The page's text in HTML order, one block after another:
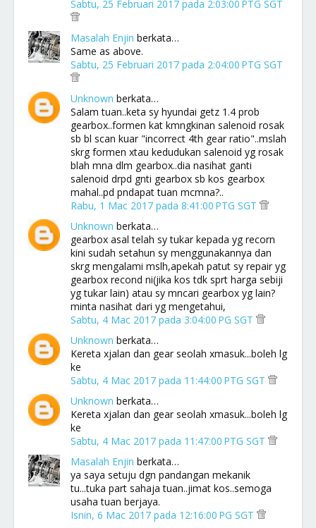
Sabtu, 25 Februari 2017 pada 2:03:00 PTG SGT
Masalah Enjin berkata…
Same as above.
Sabtu, 25 Februari 2017 pada 2:04:00 PTG SGT
Unknown berkata…
Salam tuan..keta sy hyundai getz 1.4 prob
gearbox..formen kat kmngkinan salenoid rosak
sb bl scan kuar "incorrect 4th gear ratio"..mslah
skrg formen xtau kedudukan salenoid yg rosak
blah mna dlm gearbox..dia nasihat ganti
salenoid drpd gnti gearbox sb kos gearbox
mahal..pd pndapat tuan mcmna?..
Rabu, 1 Mac 2017 pada 8:41:00 PTG SGT
Unknown berkata…
gearbox asal telah sy tukar kepada yg recorn
kini sudah setahun sy menggunakannya dan
skrg mengalami mslh,apekah patut sy repair yg
gearbox recond ni(jika kos tdk sprt harga sebiji
yg tukar lain) atau sy mncari gearbox yg lain?
minta nasihat dari yg mengetahui,
Sabtu, 4 Mac 2017 pada 3:04:00 PG SGT
Unknown berkata…
Kereta xjalan dan gear seolah xmasuk...boleh lg
ke
Sabtu, 4 Mac 2017 pada 11:44:00 PTG SGT
Unknown berkata…
Kereta xjalan dan gear seolah xmasuk...boleh lg
ke
Sabtu, 4 Mac 2017 pada 11:47:00 PTG SGT
Masalah Enjin berkata…
ya saya setuju dgn pandangan mekanik
tu...tuka part sahaja tuan..jimat kos..semoga
usaha tuan berjaya.
Isnin, 6 Mac 2017 pada 12:16:00 PG SGT